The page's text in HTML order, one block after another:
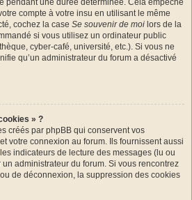
pendant une durée déterminée. Cela empêche
compte à votre insu en utilisant le même
cochez la case Se souvenir de moi lors de la
si vous utilisez un ordinateur public
cyber-café, université, etc.). Si vous ne
qu’un administrateur du forum a désactivé
» ?
créés par phpBB qui conservent vos
votre connexion au forum. Ils fournissent aussi
indicateurs de lecture des messages (lu ou
administrateur du forum. Si vous rencontrez
de déconnexion, la suppression des cookies